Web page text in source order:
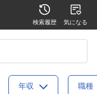
検索履歴 気になる
年収 職種